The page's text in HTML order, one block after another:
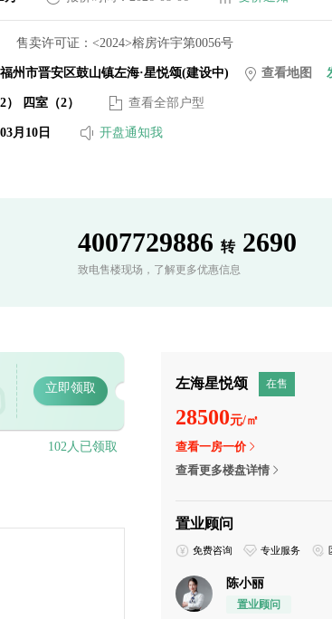
售卖许可证：<2024>榕房许宇第0056号
州市晋安区鼓山镇左海·星悦颂(建设中) 查看地图
） 四室（2） 查看全部户型
月10日 开盘通知我
4007729886 转2690
致电售楼现场，了解更多优惠信息
立即领取
102人已领取
左海星悦颂 在售
28500元/㎡
查看一房一价
查看更多楼盘详情
置业顾问
免费咨询 专业服务
陈小丽
置业顾问